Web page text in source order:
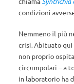
condizioni
Nemmeno il più
crisi. Abituato qui
non proprio
circumpolari – a
in laboratorio ha